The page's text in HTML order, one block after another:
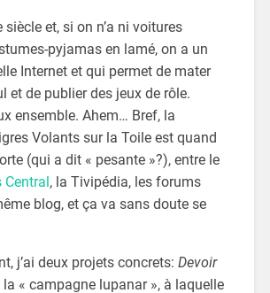
siècle et, si on n’a ni voitures
pyjamas en lamé, on a un
Internet et qui permet de mater
et de publier des jeux de rôle.
ensemble. Ahem… Bref, la
Volants sur la Toile est quand
(qui a dit « pesante »?), entre le
Central, la Tivipédia, les forums
blog, et ça va sans doute se
j’ai deux projets concrets: Devoir
« campagne lupanar », à laquelle